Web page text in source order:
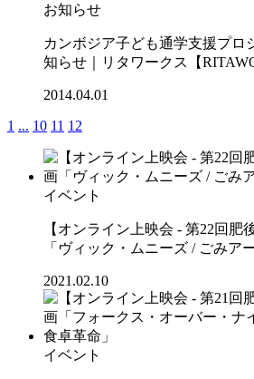
お知らせ
カンボジア子ども通学支援プロ
知らせ｜リタワークス【
2014.04.01
1 ... 10 11 12
イベント
【オンライン上映会 - 第22回肥
「ヴィック・ムニーズ / ごみア
2021.02.10
イベント